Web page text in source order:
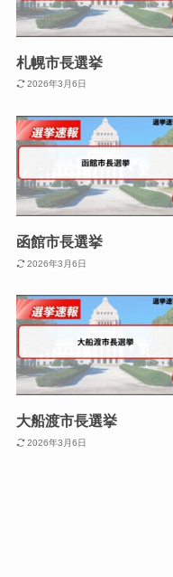
札幌市長選挙
2026年3月6日
函館市長選挙
2026年3月6日
大船渡市長選挙
2026年3月6日